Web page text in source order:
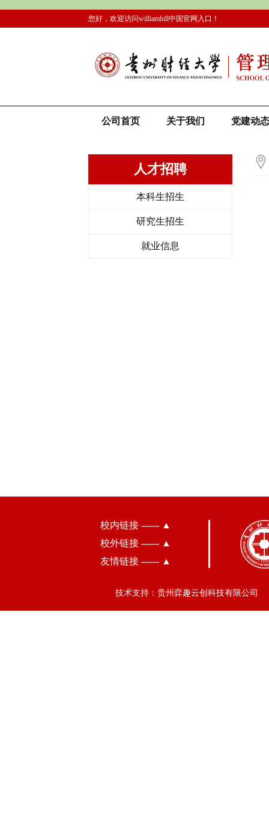
您好，欢迎访问williamhill中国官网入口！
公司首页 关于我们 党建动态
人才招聘
本科生招生
研究生招生
就业信息
校内链接 ------ ▲
校外链接 ------ ▲
友情链接 ------ ▲
技术支持：贵州弈趣云创科技有限公司